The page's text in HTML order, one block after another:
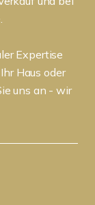
Expertise
Haus oder
uns an - wir